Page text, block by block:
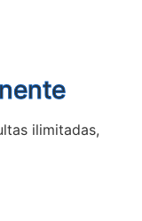
ilimitadas,